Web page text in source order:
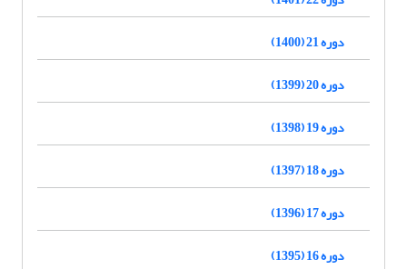
دوره 21 (1400)
دوره 20 (1399)
دوره 19 (1398)
دوره 18 (1397)
دوره 17 (1396)
دوره 16 (1395)